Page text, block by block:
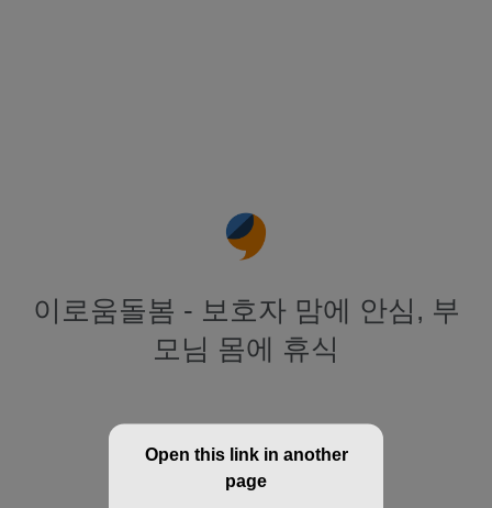
이로움돌봄 - 보호자 맘에 안심, 부
모님 몸에 휴식